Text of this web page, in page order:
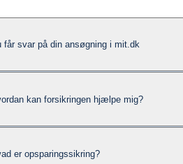
får svar på din ansøgning i mit.dk
kan forsikringen hjælpe mig?
er opsparingssikring?